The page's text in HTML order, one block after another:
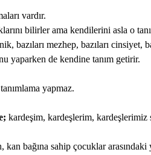
vardır.
bilirler ama kendilerini asla o
bazıları mezhep, bazıları cinsiyet,
yaparken de kendine tanım getirir.
yapmaz.
kardeşim, kardeşlerim, kardeşlerimiz
kan bağına sahip çocuklar